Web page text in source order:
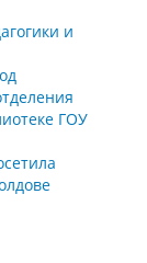
и
ГОУ